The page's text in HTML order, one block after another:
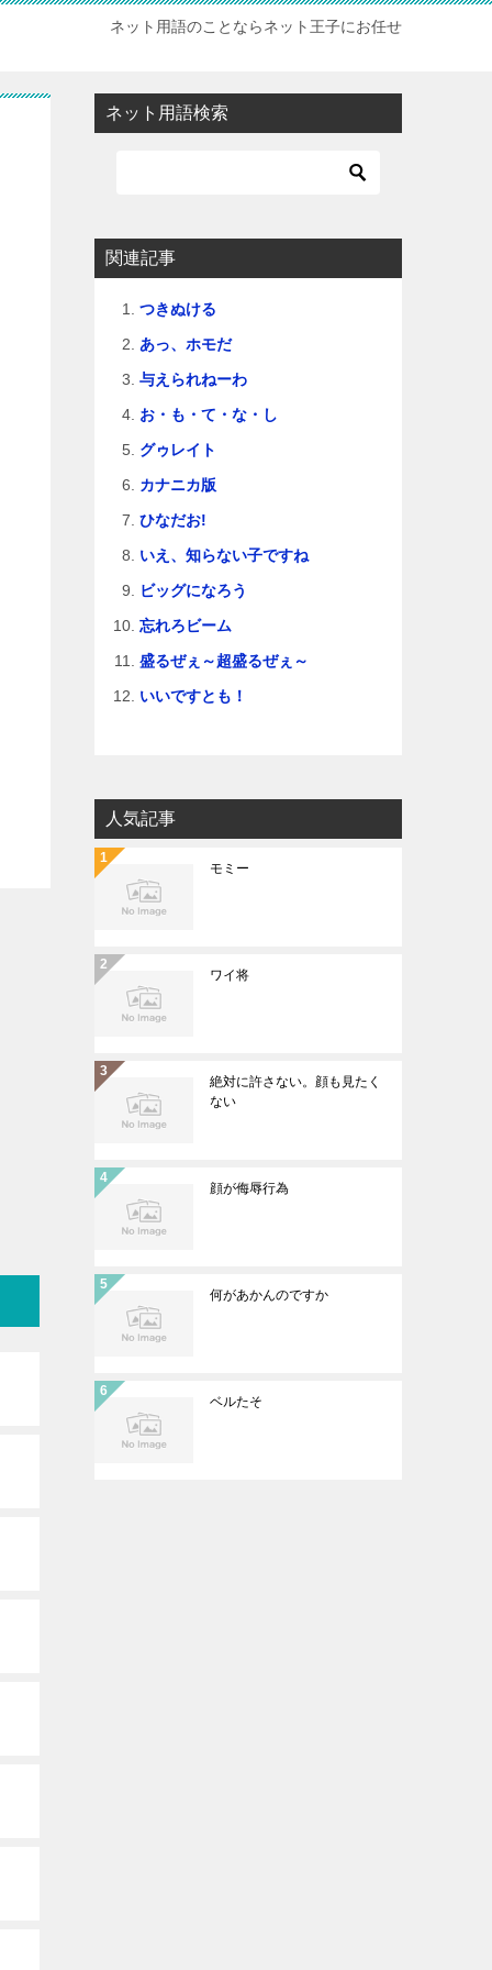
ネット用語のことならネット王子にお任せ
ネット用語検索
関連記事
つきぬける
あっ、ホモだ
与えられねーわ
お・も・て・な・し
グゥレイト
カナニカ版
ひなだお!
いえ、知らない子ですね
ビッグになろう
忘れろビーム
盛るぜぇ～超盛るぜぇ～
いいですとも！
人気記事
モミー
ワイ将
絶対に許さない。顔も見たく
ない
顔が侮辱行為
何があかんのですか
ベルたそ